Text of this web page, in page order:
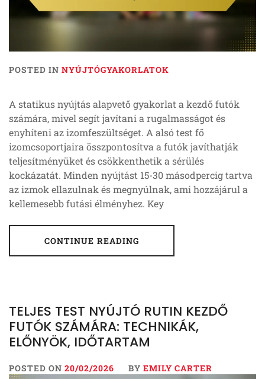
POSTED IN NYÚJTÓGYAKORLATOK
A statikus nyújtás alapvető gyakorlat a kezdő futók
számára, mivel segít javítani a rugalmasságot és
enyhíteni az izomfeszültséget. A alsó test fő
izomcsoportjaira összpontosítva a futók javíthatják
teljesítményüket és csökkenthetik a sérülés
kockázatát. Minden nyújtást 15-30 másodpercig tartva
az izmok ellazulnak és megnyúlnak, ami hozzájárul a
kellemesebb futási élményhez. Key
CONTINUE READING
TELJES TEST NYÚJTÓ RUTIN KEZDŐ
FUTÓK SZÁMÁRA: TECHNIKÁK,
ELŐNYÖK, IDŐTARTAM
POSTED ON 20/02/2026 BY EMILY CARTER